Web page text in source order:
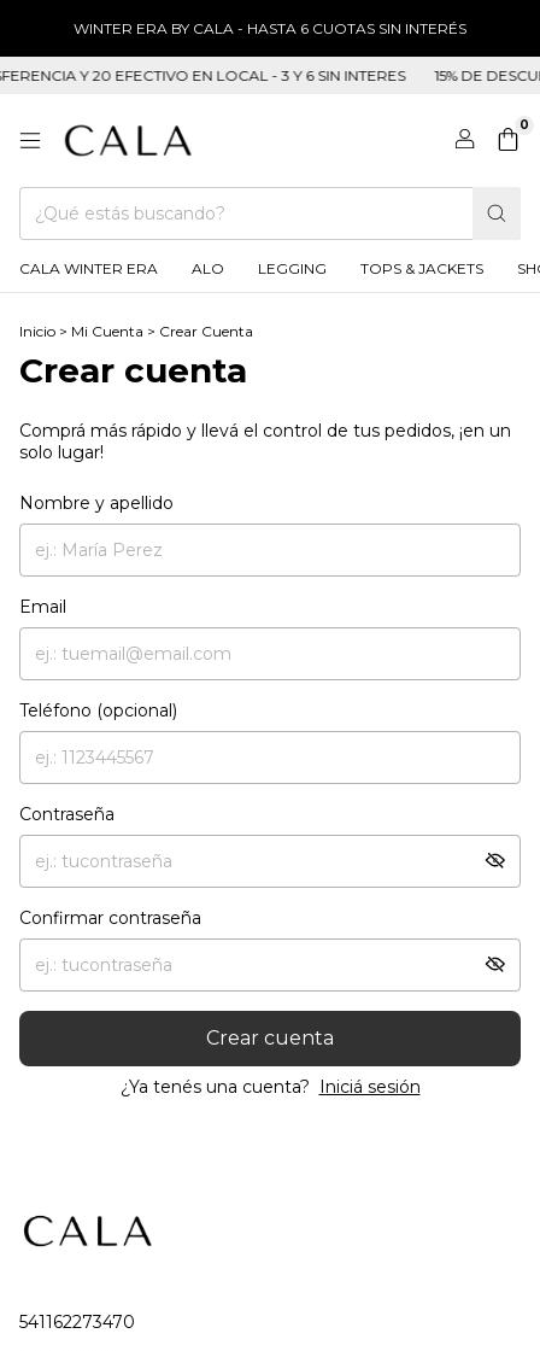
WINTER ERA BY CALA - HASTA 6 CUOTAS SIN INTERÉS
Y 20 EFECTIVO EN LOCAL - 3 Y 6 SIN INTERES 15% DE
0
CALA WINTER ERA ALO LEGGING TOPS & JACKETS
Inicio > Mi Cuenta > Crear Cuenta
Crear cuenta
Comprá más rápido y llevá el control de tus pedidos, ¡en un
solo lugar!
Nombre y apellido
Email
Teléfono (opcional)
Contraseña
Confirmar contraseña
Crear cuenta
¿Ya tenés una cuenta? Iniciá sesión
541162273470